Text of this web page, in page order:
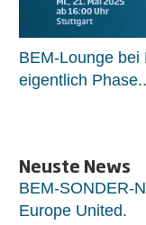
BEM-Lounge bei
eigentlich
Neuste News
BEM-SONDER-
Europe United.